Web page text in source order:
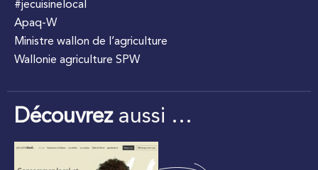
#jecuisinelocal
Apaq-W
Ministre wallon de l’agriculture
Wallonie agriculture SPW
Découvrezaussi …